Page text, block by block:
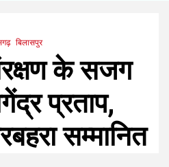
बिलासपुर
के सजग
प्रताप,
सम्मानित